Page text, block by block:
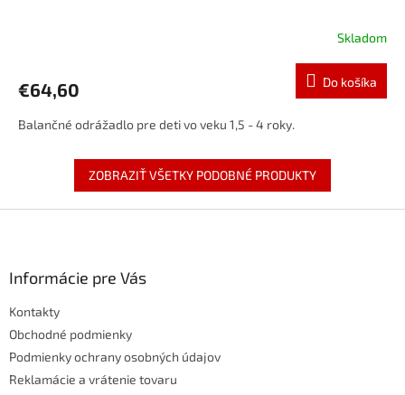
Skladom
€64,60 Do košíka
Balančné odrážadlo pre deti vo veku 1,5 - 4 roky.
ZOBRAZIŤ VŠETKY PODOBNÉ PRODUKTY
Informácie pre Vás
Kontakty
Obchodné podmienky
Podmienky ochrany osobných údajov
Reklamácie a vrátenie tovaru